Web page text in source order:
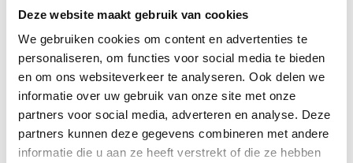
Deze website maakt gebruik van cookies
We gebruiken cookies om content en advertenties te
personaliseren, om functies voor social media te bieden
en om ons websiteverkeer te analyseren. Ook delen we
informatie over uw gebruik van onze site met onze
partners voor social media, adverteren en analyse. Deze
partners kunnen deze gegevens combineren met andere
informatie die u aan ze heeft verstrekt of die ze hebben
Niveau 5
Alle niveaus